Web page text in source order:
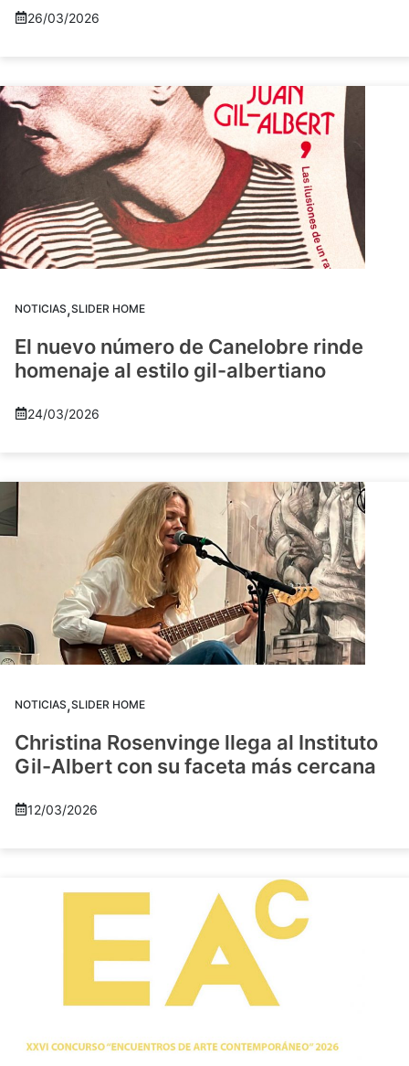
26/03/2026
NOTICIAS,SLIDER HOME
El nuevo número de Canelobre rinde
homenaje al estilo gil-albertiano
24/03/2026
NOTICIAS,SLIDER HOME
Christina Rosenvinge llega al Instituto
Gil-Albert con su faceta más cercana
12/03/2026